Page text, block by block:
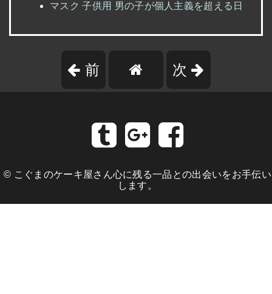
マスク 子供用 男の子が個人主義を超える日
前 次
© こぐまのケーキ屋さん心に残る一品との出会いをお手伝い
します。